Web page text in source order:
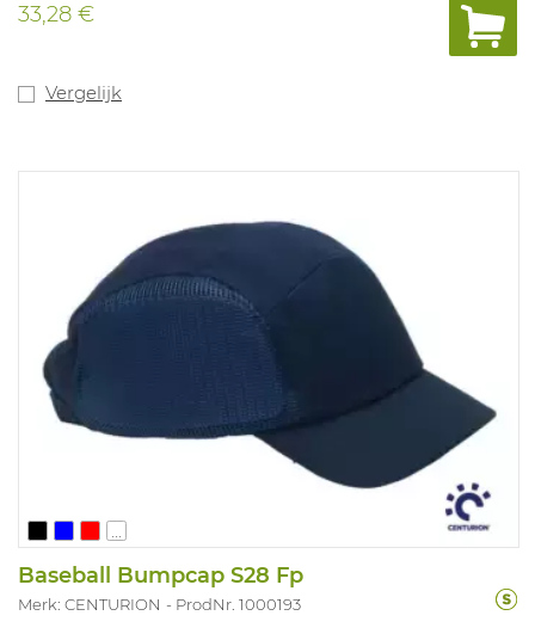
33,28 €
Vergelijk
Baseball Bumpcap S28 Fp
Merk: CENTURION ProdNr. 1000193